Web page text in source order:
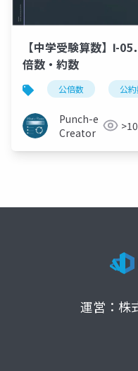
【中学受験算数】Ⅰ-05．
倍数・約数
公倍数 公約
Punch-e
Creator
運営：株